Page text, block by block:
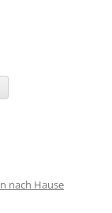
nach Hause